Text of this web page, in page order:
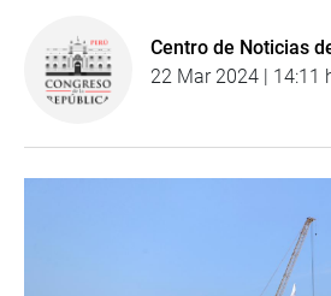
Centro de Noticias
22 Mar 2024 | 14:11